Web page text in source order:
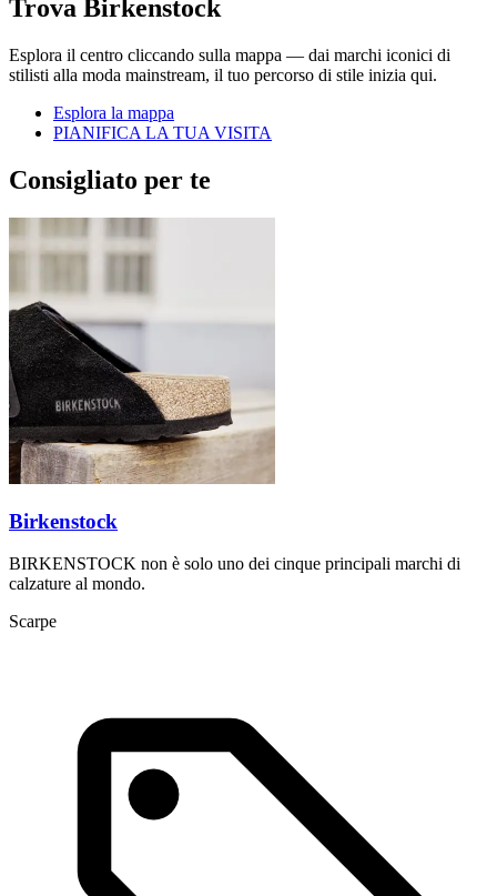
Trova Birkenstock
Esplora il centro cliccando sulla mappa — dai marchi iconici di
stilisti alla moda mainstream, il tuo percorso di stile inizia qui.
Esplora la mappa
PIANIFICA LA TUA VISITA
Consigliato per te
Birkenstock
BIRKENSTOCK non è solo uno dei cinque principali marchi di
calzature al mondo.
Scarpe